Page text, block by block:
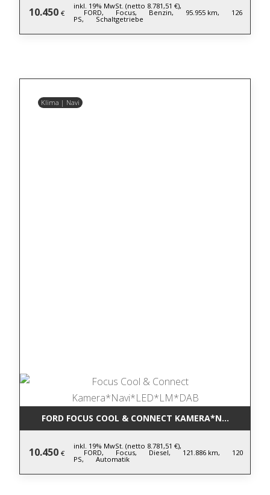
10.450 €
inkl. 19% MwSt. (netto 8.781,51 €),
FORD, Focus, Benzin, 95.955 km, 126
PS, Schaltgetriebe
Klima | Navi
FORD FOCUS COOL & CONNECT
10.450 €
inkl. 19% MwSt. (netto 8.781,51 €),
FORD, Focus, Diesel, 121.886 km, 120
PS, Automatik